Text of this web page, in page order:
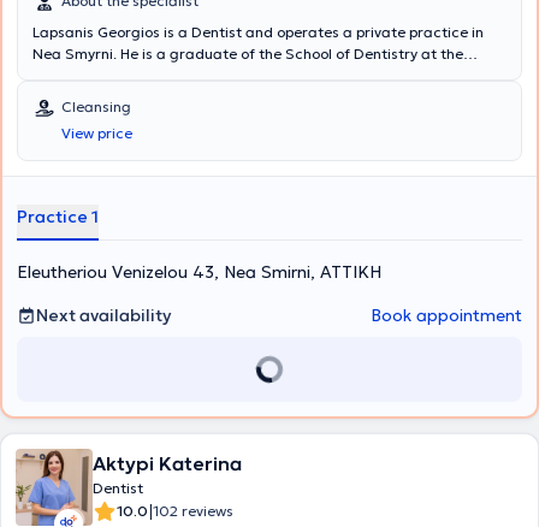
Lapsanis Georgios is a Dentist and operates a private practice in
Nea Smyrni. He is a graduate of the School of Dentistry at the
been awarded the title of Fellow at Icol International in Naples and
the title of Diplomate in Berlin. His private dental practice offers a
wide range of specialized services, with particular expertise in
Dental Implants. Furthermore, he is a member of the First Greek
Cleansing
View price
Practice 1
Eleutheriou Venizelou 43, Nea Smirni, ΑΤΤΙΚΗ
Next availability
Book appointment
Aktypi Katerina
Dentist
10.0|102 reviews